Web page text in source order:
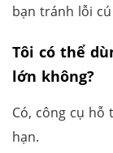
bạn tránh lỗi cú
Tôi có thể
lớn không?
Có, công cụ
hạn.